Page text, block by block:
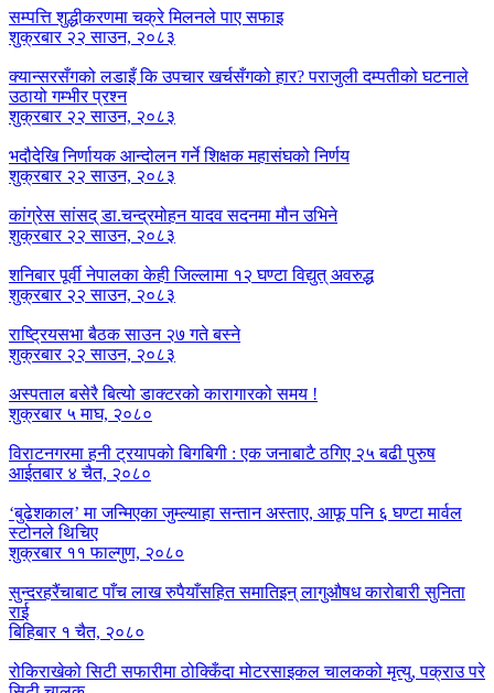
सम्पत्ति शुद्धीकरणमा चक्रे मिलनले पाए सफाइ
शुक्रबार २२ साउन, २०८३
क्यान्सरसँगको लडाइँ कि उपचार खर्चसँगको हार? पराजुली दम्पतीको घटनाले
उठायो गम्भीर प्रश्न
शुक्रबार २२ साउन, २०८३
भदौदेखि निर्णायक आन्दोलन गर्ने शिक्षक महासंघको निर्णय
शुक्रबार २२ साउन, २०८३
कांग्रेस सांसद् डा‍‍.चन्द्रमोहन यादव सदनमा मौन उभिने
शुक्रबार २२ साउन, २०८३
शनिबार पूर्वी नेपालका केही जिल्लामा १२ घण्टा विद्युत् अवरुद्ध
शुक्रबार २२ साउन, २०८३
राष्ट्रियसभा बैठक साउन २७ गते बस्ने
शुक्रबार २२ साउन, २०८३
अस्पताल बसेरै बित्यो डाक्टरको कारागारको समय !
शुक्रबार ५ माघ, २०८०
विराटनगरमा हनी ट्रयापको बिगबिगी : एक जनाबाटै ठगिए २५ बढी पुरुष
आईतबार ४ चैत, २०८०
‘बुढेशकाल’ मा जन्मिएका जुम्ल्याहा सन्तान अस्ताए, आफू पनि ६ घण्टा मार्वल
स्टोनले थिचिए
शुक्रबार ११ फाल्गुण, २०८०
सुन्दरहरैंचाबाट पाँच लाख रुपैयाँसहित समातिइन् लागुऔषध कारोबारी सुनिता
राई
बिहिबार १ चैत, २०८०
रोकिराखेको सिटी सफारीमा ठोक्किँदा मोटरसाइकल चालकको मृत्यु, पक्राउ परे